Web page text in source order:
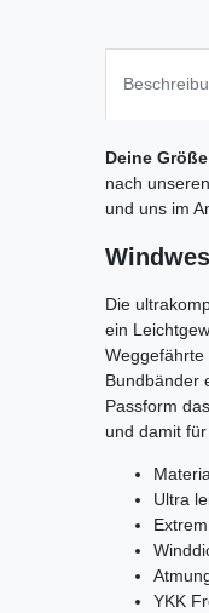
Deine
nach
und uns im
Die
ein
Weggefährte
Bundbänder
Passform
und damit
Ultra
YKK